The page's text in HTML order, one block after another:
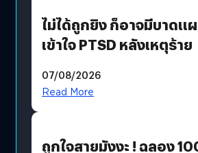
ไม่ได้ถูกยิง ก็อาจมีบาดแ
เข้าใจ PTSD หลังเหตุร้าย
07/08/2026
Read More
ถูกใจสายมังงะ ! ฉลอง